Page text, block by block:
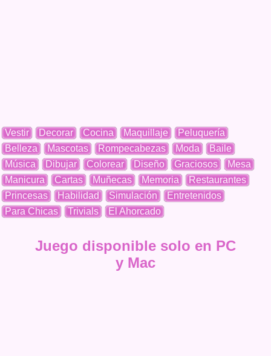
Vestir Decorar Cocina Maquillaje
Peluquería
Belleza
Mascotas Rompecabezas Moda
Baile
Música
Dibujar Colorear Diseño Graciosos
Mesa
Manicura
Cartas Muñecas Memoria
Restaurantes
Princesas
Habilidad Simulación
Entretenidos
Para Chicas
Trivials El Ahorcado
Juego disponible solo en PC
y Mac